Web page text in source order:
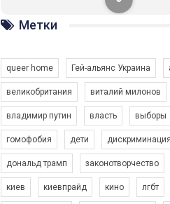
закликаємо всіх хто поділяє
солідарності, приєднатися до нас.
підрозділи ГАУ є в 16 областях
Емоційний та вражаючий промо-
Метки
queer home Гей-альянс Украина
великобритания виталий милонов
владимир путин власть выборы
гомофобия дети дискриминация
дональд трамп законотворчество
киев киевпрайд кино лгбт